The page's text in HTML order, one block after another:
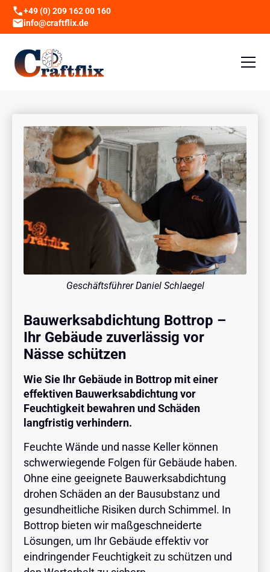
+49 (0) 209 162 00 160
info@craftflix.de
Bauwerksabdichtung Bottrop –
Ihr Gebäude zuverlässig vor
Nässe schützen
Wie Sie Ihr Gebäude in Bottrop mit einer
effektiven Bauwerksabdichtung vor
Feuchtigkeit bewahren und Schäden
langfristig verhindern.
Feuchte Wände und nasse Keller können
schwerwiegende Folgen für Gebäude haben.
Ohne eine geeignete Bauwerksabdichtung
drohen Schäden an der Bausubstanz und
gesundheitliche Risiken durch Schimmel. In
Bottrop bieten wir maßgeschneiderte
Lösungen, um Ihr Gebäude effektiv vor
eindringender Feuchtigkeit zu schützen und
Geschäftsführer Daniel Schlaegel